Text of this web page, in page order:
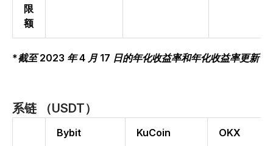
限
额
*截至 2023 年 4 月 17 日的年化收益率和年化收益率更新
系链 （USDT）
Bybit KuCoin OKX